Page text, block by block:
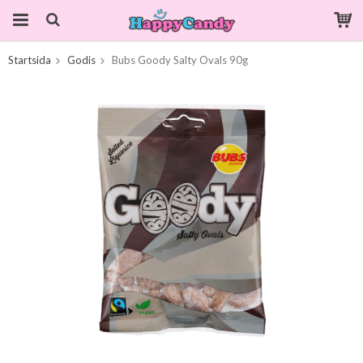
Startsida Godis Bubs Goody Salty Ovals 90g